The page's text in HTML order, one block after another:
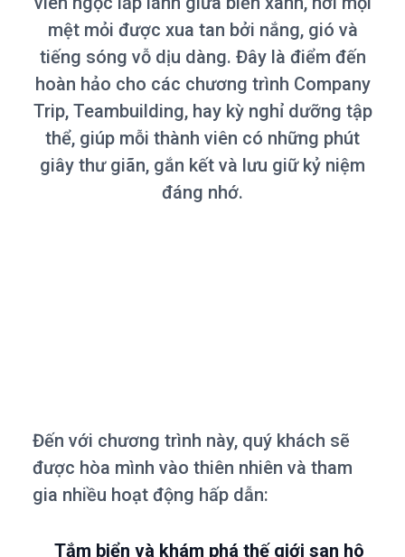
mệt mỏi được xua tan bởi nắng, gió và
tiếng sóng vỗ dịu dàng. Đây là điểm đến
hoàn hảo cho các chương trình Company
Trip, Teambuilding, hay kỳ nghỉ dưỡng tập
thể, giúp mỗi thành viên có những phút
giây thư giãn, gắn kết và lưu giữ kỷ niệm
đáng nhớ.
Đến với chương trình này, quý khách sẽ
được hòa mình vào thiên nhiên và tham
gia nhiều hoạt động hấp dẫn:
Tắm biển và khám phá thế giới san hô